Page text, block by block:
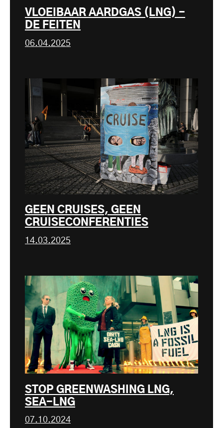
VLOEIBAAR AARDGAS (LNG) -
DE FEITEN
06.04.2025
GEEN CRUISES, GEEN
CRUISECONFERENTIES
14.03.2025
STOP GREENWASHING LNG,
SEA-LNG
07.10.2024